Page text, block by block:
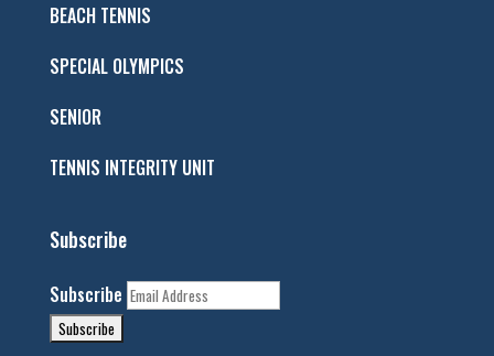
BEACH TENNIS
SPECIAL OLYMPICS
SENIOR
TENNIS INTEGRITY UNIT
Subscribe
Subscribe